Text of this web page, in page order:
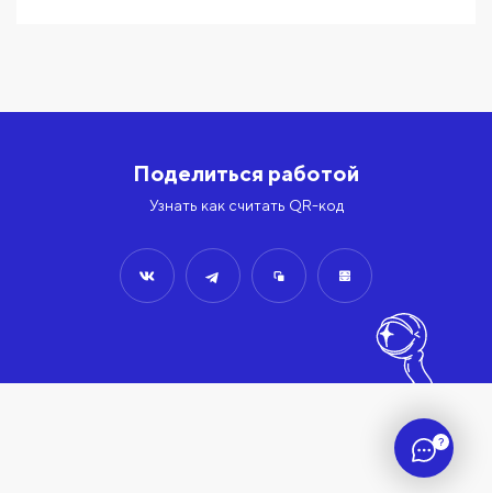
?
Поделиться работой
Узнать как считать QR-код